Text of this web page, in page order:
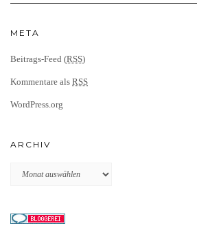
META
Beitrags-Feed (RSS)
Kommentare als RSS
WordPress.org
ARCHIV
Archiv